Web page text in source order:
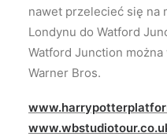
nawet przelecieć się na
Londynu do Watford
Watford Junction
Warner Bros.